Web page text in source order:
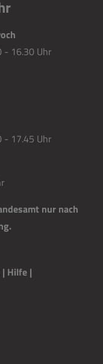
- 16.30 Uhr
- 17.45 Uhr
nur nach
| Hilfe |